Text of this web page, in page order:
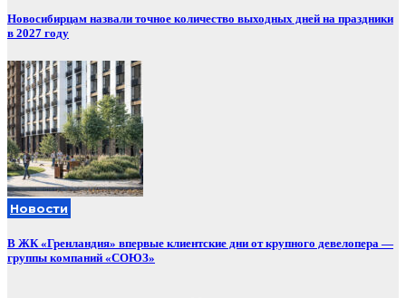
Новосибирцам назвали точное количество выходных дней на праздники
в 2027 году
Новости
В ЖК «Гренландия» впервые клиентские дни от крупного девелопера —
группы компаний «СОЮЗ»